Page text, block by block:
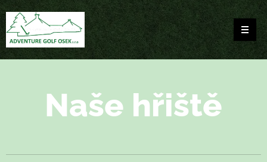
Naše hřiště